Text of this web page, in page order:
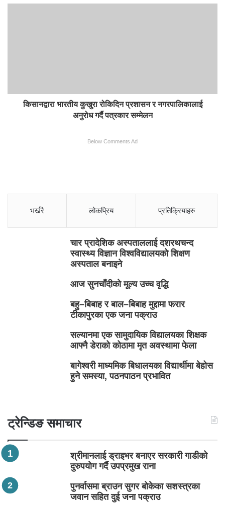
किसानद्वारा भारतीय कुखुरा रोकिदिन प्रशासन र नगरपालिकालाई
अनुरोध गर्दै पत्रकार सम्मेलन
Below Comments Ad
भर्खरै लोकप्रिय प्रतिक्रियाहरु
चार प्रादेशिक अस्पताललाई दशरथचन्द
स्वास्थ्य विज्ञान विश्वविद्यालयको शिक्षण
अस्पताल बनाइने
आज सुनचाँदीको मूल्य उच्च वृद्धि
बहु–बिबाह र बाल–बिबाह मुद्दामा फरार
टीकापुरका एक जना पक्राउ
सल्यानमा एक सामुदायिक विद्यालयका शिक्षक
आफ्नै डेराको कोठामा मृत अवस्थामा फेला
बागेश्वरी माध्यमिक बिधालयका विद्यार्थीमा बेहोस
हुने समस्या, पठनपाठन प्रभावित
ट्रेन्डिङ समाचार
श्रीमानलाई ड्राइभर बनाएर सरकारी गाडीको
दुरुपयोग गर्दै उपप्रमुख राना
पुनर्वासमा ब्राउन सुगर बोकेका सशस्त्रका
जवान सहित दुई जना पक्राउ